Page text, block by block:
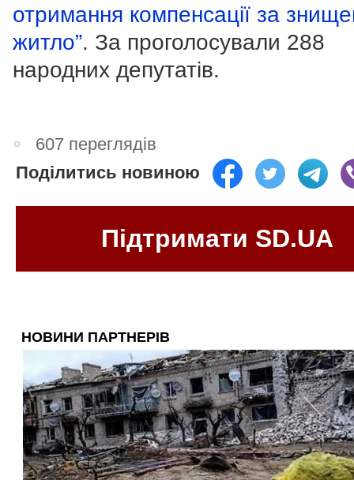
отримання компенсації за
житло”. За проголосували 288
народних депутатів.
607 переглядів
Поділитись новиною
Підтримати SD.UA